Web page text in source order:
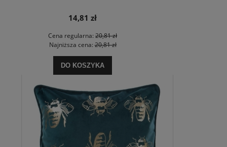
14,81 zł
Cena regularna: 20,81 zł
Najniższa cena:20,81 zł
DO KOSZYKA